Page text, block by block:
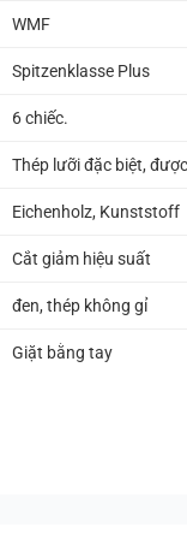
WMF
Spitzenklasse Plus
6 chiếc.
Thép lưỡi đặc biệt,
Eichenholz, Kunststoff
Cắt giảm hiệu suất
đen, thép không gỉ
Giặt bằng tay